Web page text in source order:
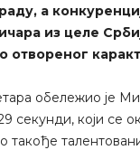
а
из целе
отвореног
обележио је
секунди, који се